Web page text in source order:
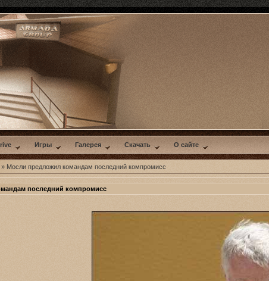
Игры Галерея Скачать О сайте
» Мосли предложил командам последний компромисс
последний компромисс